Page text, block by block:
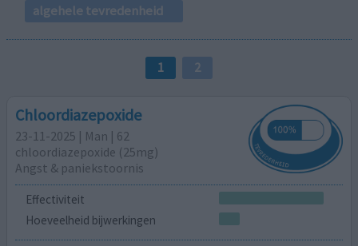
algehele tevredenheid
1 2
Chloordiazepoxide
23-11-2025 | Man | 62
chloordiazepoxide (25mg)
Angst & paniekstoornis
Effectiviteit
Hoeveelheid bijwerkingen